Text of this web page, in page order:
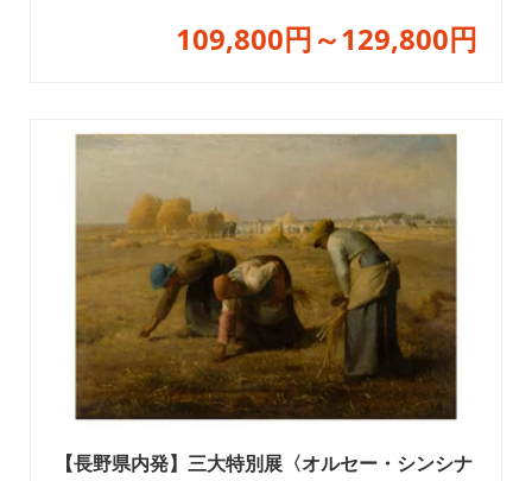
109,800円～129,800円
【長野県内発】三大特別展〈オルセー・シンシナ